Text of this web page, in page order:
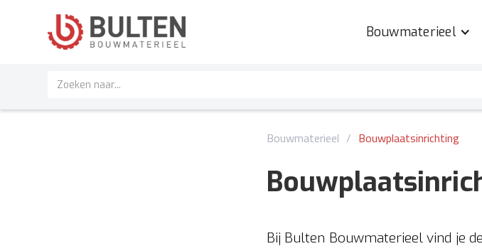
Bouwmaterieel
Bouwmaterieel / Bouwplaatsinrichting
Bij Bulten Bouwmaterieel vind je